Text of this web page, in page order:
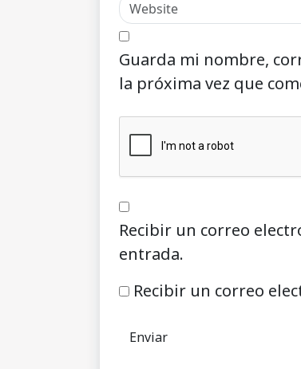
Guarda mi nombre,
la próxima vez que
Recibir un correo
entrada.
Recibir un correo